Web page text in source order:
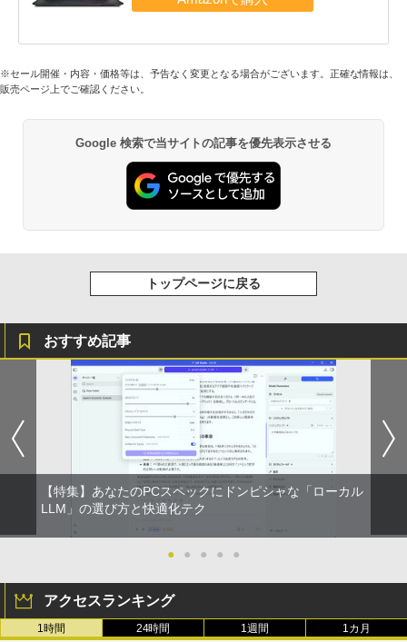
※セール開催・内容・価格等は、予告なく変更となる場合がございます。正確な情報は、
販売ページ上でご確認ください。
Google 検索で当サイトの記事を優先表示させる
トップページに戻る
おすすめ記事
【特集】あなたのPCスペックにドンピシャな「ローカル
LLM」の選び方と快適化テク
● ● ● ● ●
アクセスランキング
1時間 24時間 1週間 1カ月